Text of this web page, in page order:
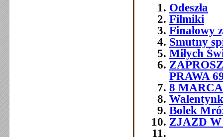
Odeszła
Filmiki
Finałowy
Smutny
Miłych
PRAWA
8
Bolek
ZJAZD W